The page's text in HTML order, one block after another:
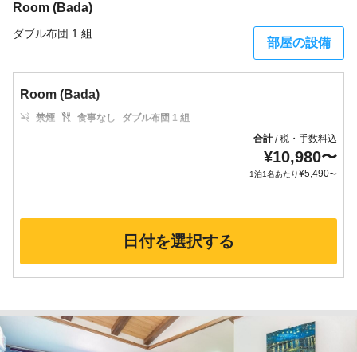
Room (Bada)
ダブル布団 1 組
部屋の設備
Room (Bada)
禁煙 食事なし
ダブル布団 1 組
合計/税・手数料込
¥10,980〜
1泊1名あたり¥5,490〜
日付を選択する